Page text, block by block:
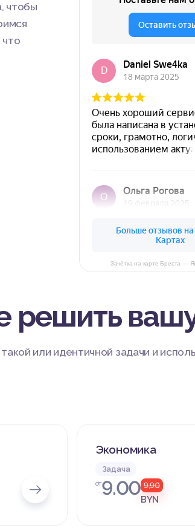
чтобы
что
Зачётка на карте Бреста —
решить
или идентичной задачи и
Экономика
Задача
от9.00 9,90
BYN